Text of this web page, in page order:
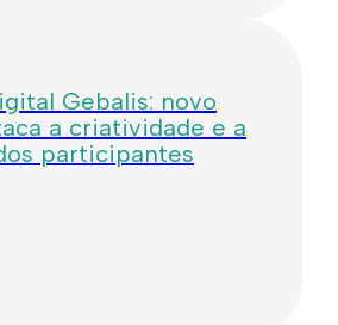
Gebalis: novo
a criatividade e a
participantes